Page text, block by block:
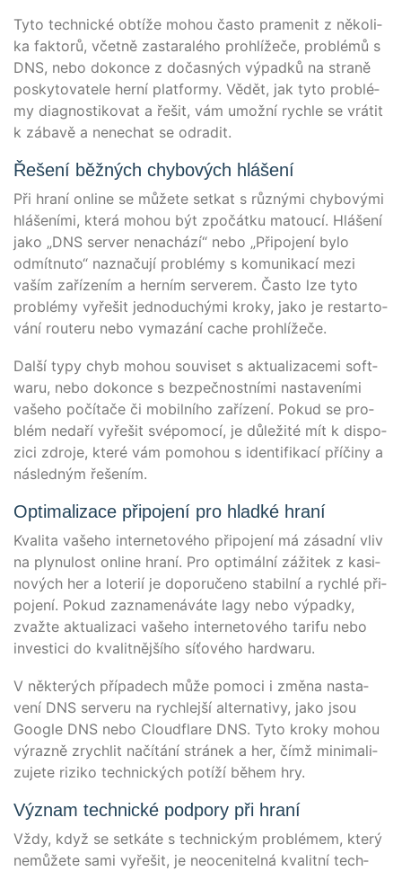
Tyto tech­nické obtí­že mohou čas­to pra­men­it z něko­li­
ka fak­torů, včet­ně zas­tar­a­lé­ho proh­lí­žeče, pro­blé­mů s
DNS, nebo dokon­ce z dočas­ných výpad­ků na straně
pos­ky­to­va­te­le herní plat­for­my. Vědět, jak tyto pro­blé­
my dia­gnos­ti­ko­vat a řešit, vám umožní rych­le se vrá­tit
k zába­vě a nen­echat se odradit.
Řešení běžných chybových hlášení
Při hraní online se může­te set­kat s růz­ný­mi chy­bo­vý­mi
hlá­šení­mi, která mohou být zpočát­ku matoucí. Hlá­šení
jako „DNS ser­ver nen­achá­zí“ nebo „Při­po­jení bylo
odmít­nu­to“ naz­naču­jí pro­blé­my s komu­ni­ka­cí mezi
vaším zaří­zením a herním ser­ve­rem. Čas­to lze tyto
pro­blé­my vyřešit jed­no­duchý­mi kro­ky, jako je restarto­
vá­ní rou­te­ru nebo vyma­zá­ní cache prohlížeče.
Další typy chyb mohou sou­vi­set s aktua­li­za­ce­mi soft­
waru, nebo dokon­ce s bez­peč­nost­ní­mi nasta­vení­mi
vaše­ho počí­tače či mobilní­ho zaří­zení. Pokud se pro­
blém nedaří vyřešit své­po­mocí, je důleži­té mít k dis­po­
zi­ci zdro­je, kte­ré vám pomo­hou s iden­ti­fi­ka­cí pří­či­ny a
nás­led­ným řešením.
Optimalizace připojení pro hladké hraní
Kva­li­ta vaše­ho inter­neto­vé­ho při­po­jení má zásad­ní vliv
na ply­nu­lost online hraní. Pro optimální záži­tek z kasi­
no­vých her a lote­rií je dopo­ruče­no sta­bilní a rychlé při­
po­jení. Pokud zaz­na­mená­vá­te lagy nebo výpad­ky,
zvaž­te aktua­li­za­ci vaše­ho inter­neto­vé­ho tari­fu nebo
inve­s­ti­ci do kva­lit­ně­jší­ho síťo­vé­ho hardwaru.
V něk­terých pří­pa­dech může pomo­ci i změ­na nasta­
vení DNS ser­veru na rych­le­jší alter­na­ti­vy, jako jsou
Goog­le DNS nebo Cloud­fla­re DNS. Tyto kro­ky mohou
výraz­ně zrychlit načí­tá­ní strá­nek a her, čímž mini­ma­li­
zu­jete rizi­ko tech­nických potí­ží během hry.
Význam technické podpory při hraní
Vždy, když se set­ká­te s tech­nickým pro­blé­mem, který
nemůže­te sami vyřešit, je neo­cen­i­telná kva­lit­ní tech­